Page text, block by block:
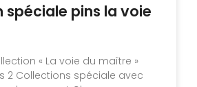
spéciale pins la voie
« La voie du maître »
2 Collections spéciale avec